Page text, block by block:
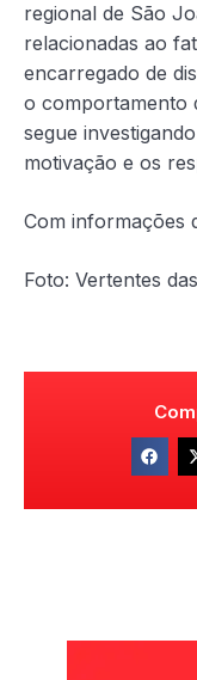
regional de São
relacionadas ao
encarregado de
o comportamento
segue
motivação e os
Com informações
Foto: Vertentes